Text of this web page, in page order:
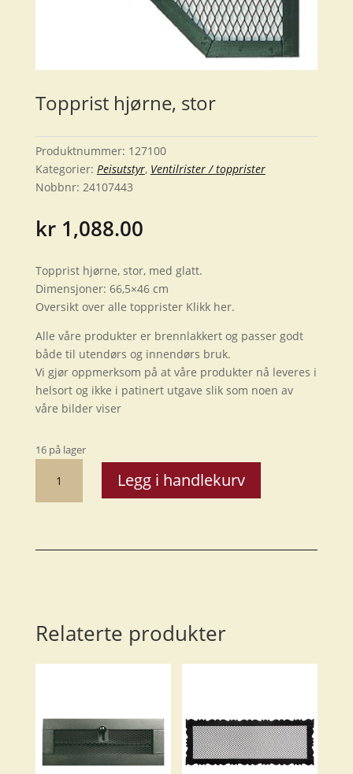
Topprist hjørne, stor
Produktnummer: 127100
Kategorier: Peisutstyr, Ventilrister / topprister
Nobbnr: 24107443
kr1,088.00
Topprist hjørne, stor, med glatt.
Dimensjoner: 66,5×46 cm
Oversikt over alle topprister Klikk her.
Alle våre produkter er brennlakkert og passer godt
både til utendørs og innendørs bruk.
Vi gjør oppmerksom på at våre produkter nå leveres i
helsort og ikke i patinert utgave slik som noen av
våre bilder viser
16 på lager
hjørne,
stor
Legg i handlekurv
Relaterte produkter